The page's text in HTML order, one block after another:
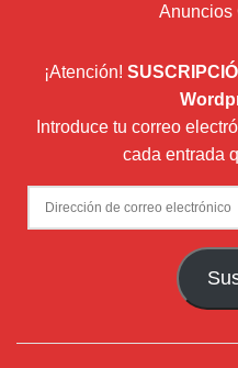
Anuncios
¡Atención!
Introduce tu correo
cada entrada
Dirección
de